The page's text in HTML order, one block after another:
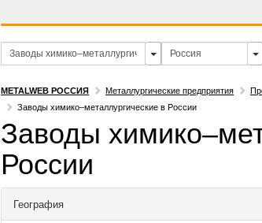
METALWEB РОССИЯ Металлургические предприятия
Заводы химико–металлургические в России
Заводы
России
География